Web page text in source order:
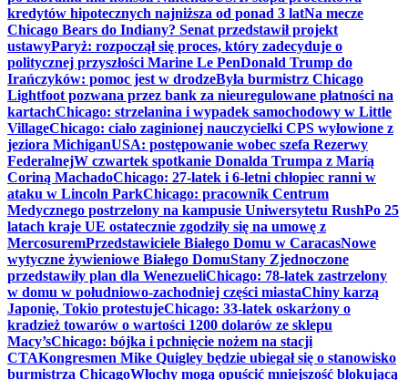
kredytów hipotecznych najniższa od ponad 3 latNa mecze
Chicago Bears do Indiany? Senat przedstawił projekt
ustawyParyż: rozpoczął się proces, który zadecyduje o
politycznej przyszłości Marine Le PenDonald Trump do
Irańczyków: pomoc jest w drodzeByła burmistrz Chicago
Lightfoot pozwana przez bank za nieuregulowane płatności na
kartachChicago: strzelanina i wypadek samochodowy w Little
VillageChicago: ciało zaginionej nauczycielki CPS wyłowione z
jeziora MichiganUSA: postępowanie wobec szefa Rezerwy
FederalnejW czwartek spotkanie Donalda Trumpa z Maríą
Coriną MachadoChicago: 27-latek i 6-letni chłopiec ranni w
ataku w Lincoln ParkChicago: pracownik Centrum
Medycznego postrzelony na kampusie Uniwersytetu RushPo 25
latach kraje UE ostatecznie zgodziły się na umowę z
MercosuremPrzedstawiciele Białego Domu w CaracasNowe
wytyczne żywieniowe Białego DomuStany Zjednoczone
przedstawiły plan dla WenezueliChicago: 78-latek zastrzelony
w domu w południowo-zachodniej części miastaChiny karzą
Japonię, Tokio protestujeChicago: 33-latek oskarżony o
kradzież towarów o wartości 1200 dolarów ze sklepu
Macy’sChicago: bójka i pchnięcie nożem na stacji
CTAKongresmen Mike Quigley będzie ubiegał się o stanowisko
burmistrza ChicagoWłochy mogą opuścić mniejszość blokującą